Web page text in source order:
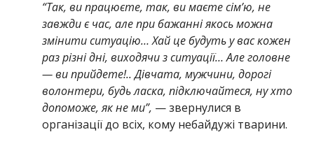
“Так, ви працюєте, так, ви маєте сім’ю, не
завжди є час, але при бажанні якось можна
змінити ситуацію… Хай це будуть у вас кожен
раз різні дні, виходячи з ситуації… Але головне
— ви прийдете!.. Дівчата, мужчини, дорогі
волонтери, будь ласка, підключайтеся, ну хто
допоможе, як не ми”, — звернулися в
організації до всіх, кому небайдужі тварини.